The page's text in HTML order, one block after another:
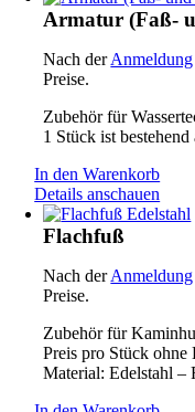
Armatur (Faß-
Nach derAnmeldung
Preise.
Zubehör für
1 Stück ist
In den Warenkorb
Details anschauen
Flachfuß
Nach derAnmeldung
Preise.
Zubehör für
Preis pro Stück ohne
Material: Edelstahl –